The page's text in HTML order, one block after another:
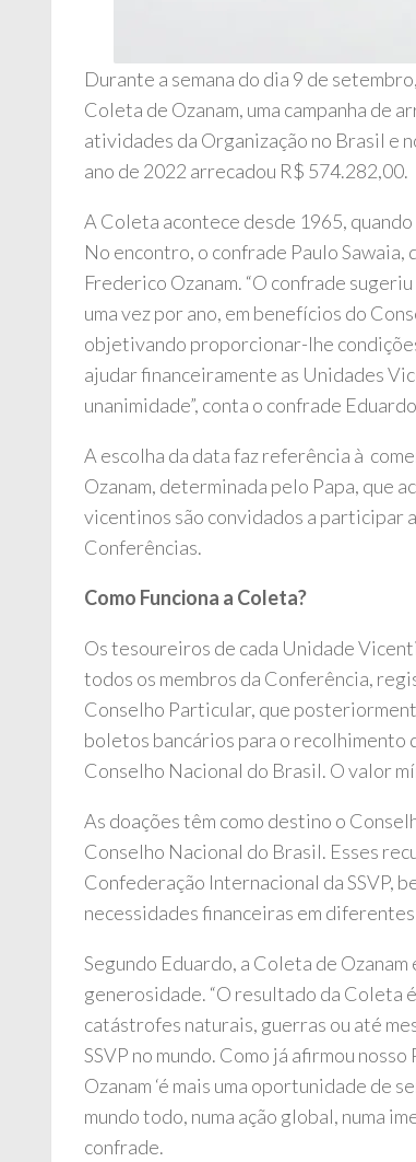
Durante a semana do dia 9 de
Coleta de Ozanam, uma campanha de
atividades da Organização no Brasil e
ano de 2022 arrecadou R$ 574.282,00.
A Coleta acontece desde 1965,
No encontro, o confrade Paulo Sawaia,
Frederico Ozanam. “O confrade
uma vez por ano, em benefícios do
objetivando proporcionar-lhe
ajudar financeiramente as Unidades
unanimidade”, conta o confrade
A escolha da data faz referência à
Ozanam, determinada pelo Papa, que
vicentinos são convidados a participar
Conferências.
Como Funciona a Coleta?
Os tesoureiros de cada Unidade
todos os membros da Conferência,
Conselho Particular, que
boletos bancários para o recolhimento
Conselho Nacional do Brasil. O valor
As doações têm como destino o
Conselho Nacional do Brasil. Esses
Confederação Internacional da SSVP,
necessidades financeiras em
Segundo Eduardo, a Coleta de
generosidade. “O resultado da Coleta
catástrofes naturais, guerras ou até
SSVP no mundo. Como já afirmou
Ozanam ‘é mais uma oportunidade de
mundo todo, numa ação global, numa
confrade.